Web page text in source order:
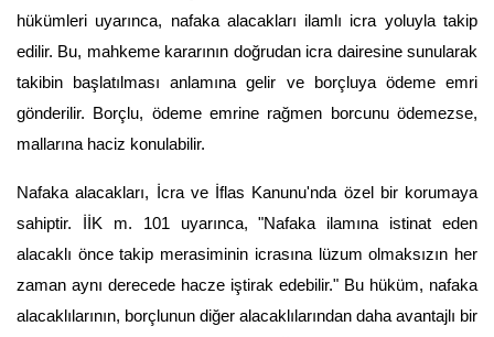
hükümleri uyarınca, nafaka alacakları ilamlı icra yoluyla takip
edilir. Bu, mahkeme kararının doğrudan icra dairesine sunularak
takibin başlatılması anlamına gelir ve borçluya ödeme emri
gönderilir. Borçlu, ödeme emrine rağmen borcunu ödemezse,
mallarına haciz konulabilir.
Nafaka alacakları, İcra ve İflas Kanunu'nda özel bir korumaya
sahiptir. İİK m. 101 uyarınca, "Nafaka ilamına istinat eden
alacaklı önce takip merasiminin icrasına lüzum olmaksızın her
zaman aynı derecede hacze iştirak edebilir." Bu hüküm, nafaka
alacaklılarının, borçlunun diğer alacaklılarından daha avantajlı bir